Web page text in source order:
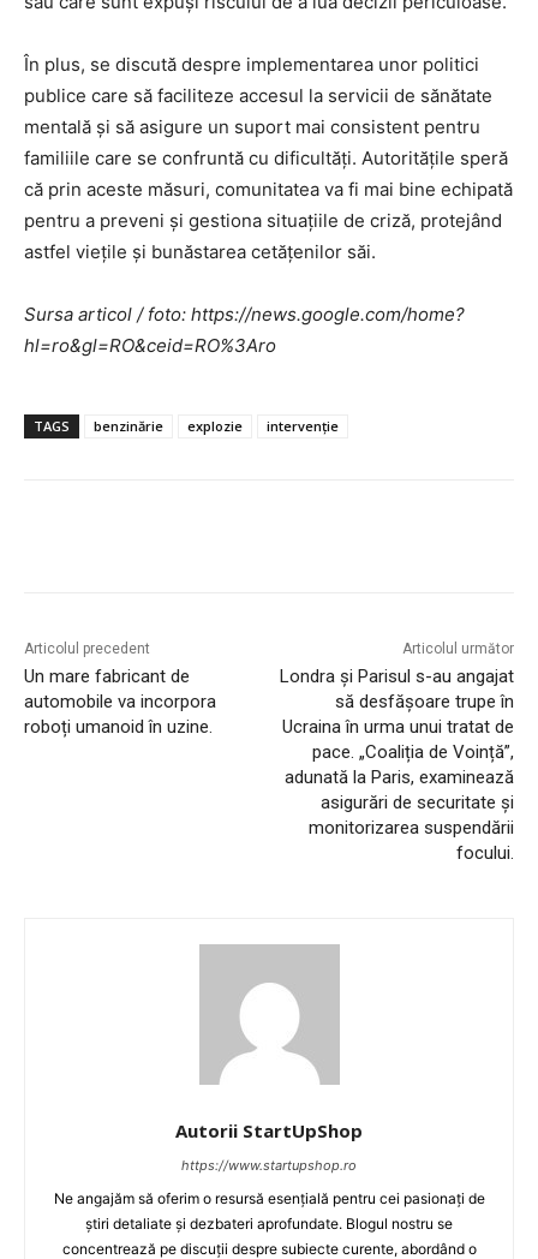
În plus, se discută despre implementarea unor politici
publice care să faciliteze accesul la servicii de sănătate
mentală și să asigure un suport mai consistent pentru
familiile care se confruntă cu dificultăți. Autoritățile speră
că prin aceste măsuri, comunitatea va fi mai bine echipată
pentru a preveni și gestiona situațiile de criză, protejând
astfel viețile și bunăstarea cetățenilor săi.
Sursa articol / foto: https://news.google.com/home?
hl=ro&gl=RO&ceid=RO%3Aro
TAGS benzinărie explozie intervenție
Articolul precedent
Un mare fabricant de
automobile va incorpora
roboți umanoid în uzine.
Articolul următor
Londra și Parisul s-au angajat
să desfășoare trupe în
Ucraina în urma unui tratat de
pace. „Coaliția de Voință”,
adunată la Paris, examinează
asigurări de securitate și
monitorizarea suspendării
focului.
Autorii StartUpShop
https://www.startupshop.ro
Ne angajăm să oferim o resursă esențială pentru cei pasionați de
știri detaliate și dezbateri aprofundate. Blogul nostru se
concentrează pe discuții despre subiecte curente, abordând o